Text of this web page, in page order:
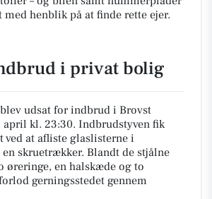
med henblik på at finde rette ejer.
i privat bolig
udsat for indbrud i Brovst
april kl. 23:30. Indbrudstyven fik
ved at afliste glaslisterne i
en skruetrækker. Blandt de stjålne
øreringe, en halskæde og to
gerningsstedet gennem